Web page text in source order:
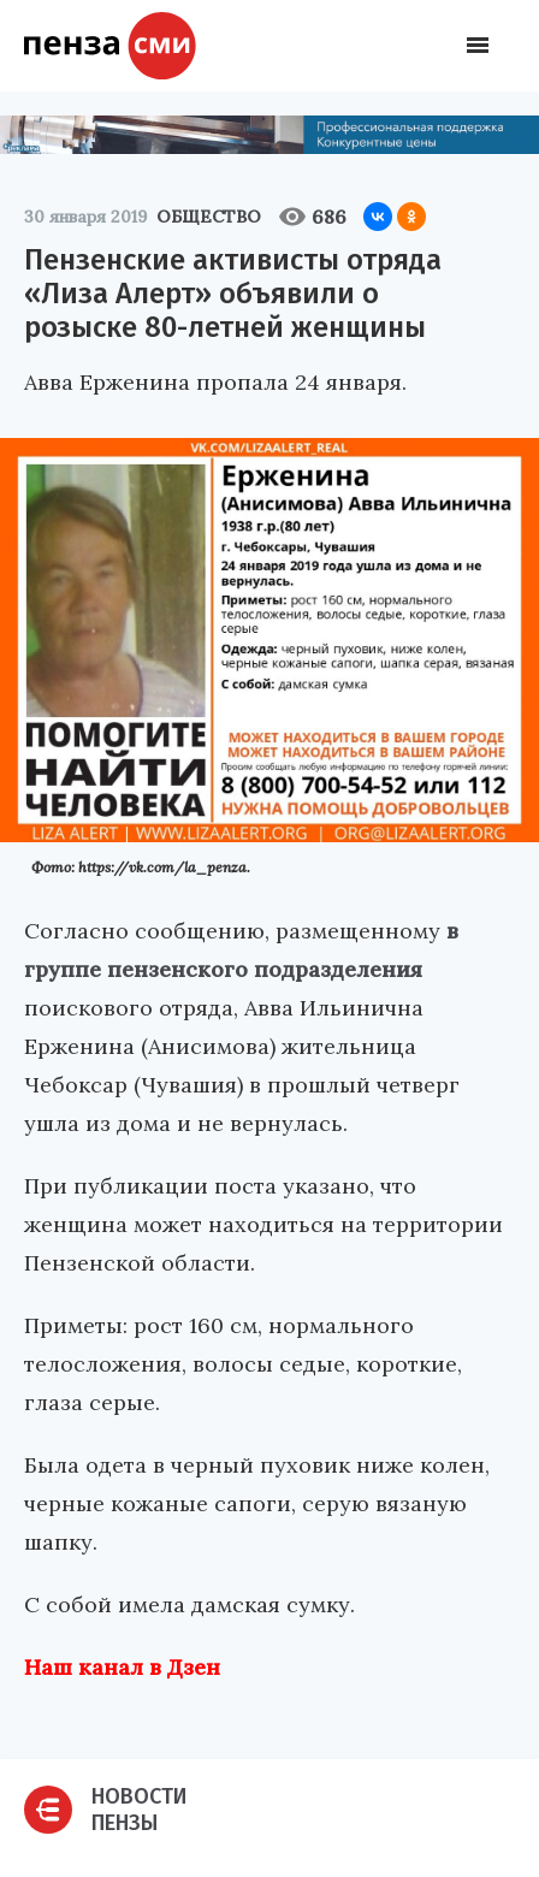
30 января 2019 ОБЩЕСТВО 686
Пензенские активисты отряда
«Лиза Алерт» объявили о
розыске 80-летней женщины
Авва Ерженина пропала 24 января.
Фото: https://vk.com/la_penza.
Согласно сообщению, размещенному в
группе пензенского подразделения
поискового отряда, Авва Ильинична
Ерженина (Анисимова) жительница
Чебоксар (Чувашия) в прошлый четверг
ушла из дома и не вернулась.
При публикации поста указано, что
женщина может находиться на территории
Пензенской области.
Приметы: рост 160 см, нормального
телосложения, волосы седые, короткие,
глаза серые.
Была одета в черный пуховик ниже колен,
черные кожаные сапоги, серую вязаную
шапку.
С собой имела дамская сумку.
Наш канал в Дзен
НОВОСТИ
ПЕНЗЫ